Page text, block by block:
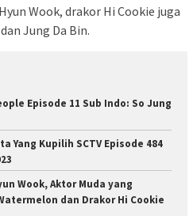
Wook, drakor Hi Cookie juga
Jung Da Bin.
Episode 11 Sub Indo: So Jung
Yang Kupilih SCTV Episode 484
Wook, Aktor Muda yang
dan Drakor Hi Cookie